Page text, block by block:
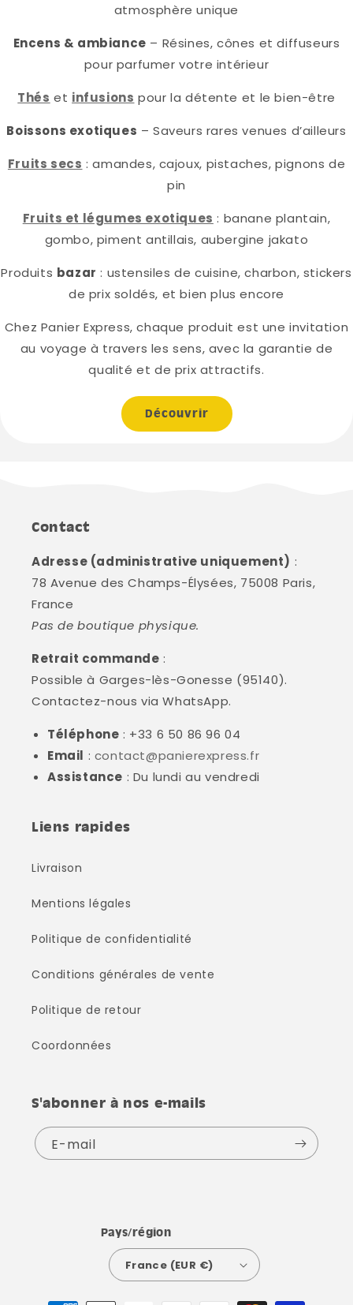
atmosphère unique
Encens & ambiance – Résines, cônes et diffuseurs
pour parfumer votre intérieur
Thés et infusions pour la détente et le bien-être
Boissons exotiques – Saveurs rares venues d’ailleurs
Fruits secs : amandes, cajoux, pistaches, pignons de
pin
Fruits et légumes exotiques : banane plantain,
gombo, piment antillais, aubergine jakato
Produits bazar : ustensiles de cuisine, charbon, stickers
de prix soldés, et bien plus encore
Chez Panier Express, chaque produit est une invitation
au voyage à travers les sens, avec la garantie de
qualité et de prix attractifs.
Découvrir
Contact
Adresse (administrative uniquement) :
78 Avenue des Champs-Élysées, 75008 Paris,
France
Pas de boutique physique.
Retrait commande :
Possible à Garges-lès-Gonesse (95140).
Contactez-nous via WhatsApp.
Téléphone : +33 6 50 86 96 04
Email : contact@panierexpress.fr
Assistance : Du lundi au vendredi
Liens rapides
Livraison
Mentions légales
Politique de confidentialité
Conditions générales de vente
Politique de retour
Coordonnées
S'abonner à nos e-mails
E-mail
Pays/région
France (EUR €)